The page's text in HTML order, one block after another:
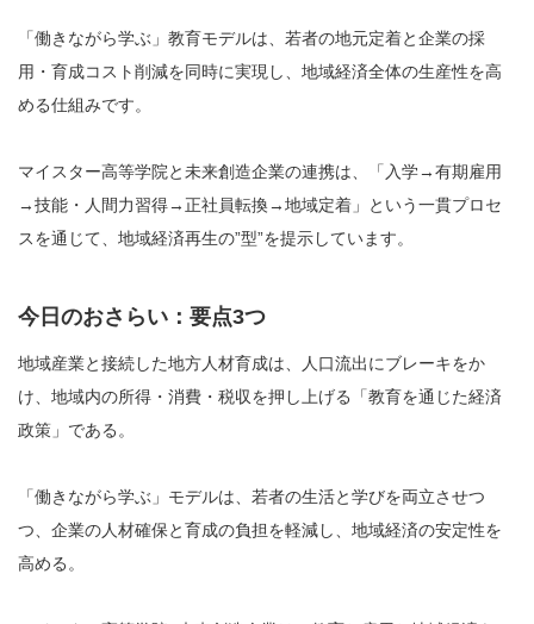
「働きながら学ぶ」教育モデルは、若者の地元定着と企業の採
用・育成コスト削減を同時に実現し、地域経済全体の生産性を高
める仕組みです。
マイスター高等学院と未来創造企業の連携は、「入学→有期雇用
→技能・人間力習得→正社員転換→地域定着」という一貫プロセ
スを通じて、地域経済再生の”型”を提示しています。
今日のおさらい：要点3つ
地域産業と接続した地方人材育成は、人口流出にブレーキをか
け、地域内の所得・消費・税収を押し上げる「教育を通じた経済
政策」である。
「働きながら学ぶ」モデルは、若者の生活と学びを両立させつ
つ、企業の人材確保と育成の負担を軽減し、地域経済の安定性を
高める。